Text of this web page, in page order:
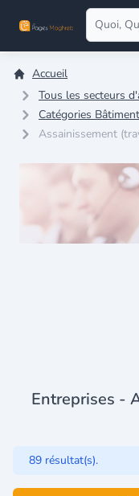
Accueil
Tous les secteurs
Catégories
Assainissement
Entreprises -
89 résultat(s).